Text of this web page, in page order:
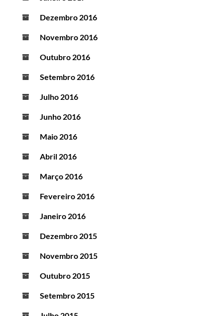
Dezembro 2016
Novembro 2016
Outubro 2016
Setembro 2016
Julho 2016
Junho 2016
Maio 2016
Abril 2016
Março 2016
Fevereiro 2016
Janeiro 2016
Dezembro 2015
Novembro 2015
Outubro 2015
Setembro 2015